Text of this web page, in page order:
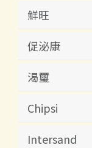
鮮旺
促泌康
渴璽
Chipsi
Intersand